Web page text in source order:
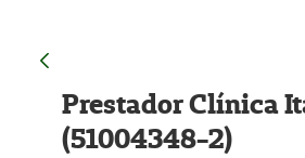
Prestador Clínica
(51004348-2)